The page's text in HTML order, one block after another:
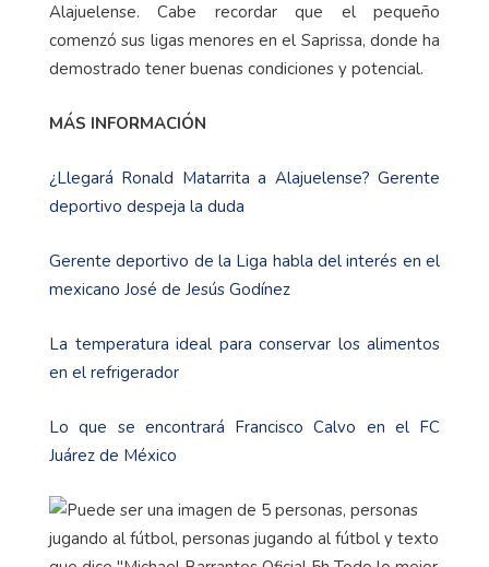
Alajuelense. Cabe recordar que el pequeño
comenzó sus ligas menores en el Saprissa, donde ha
demostrado tener buenas condiciones y potencial.
MÁS INFORMACIÓN
¿Llegará Ronald Matarrita a Alajuelense? Gerente
deportivo despeja la duda
Gerente deportivo de la Liga habla del interés en el
mexicano José de Jesús Godínez
La temperatura ideal para conservar los alimentos
en el refrigerador
Lo que se encontrará Francisco Calvo en el FC
Juárez de México